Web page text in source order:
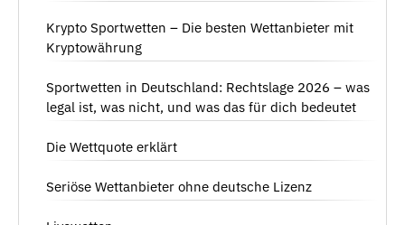
Krypto Sportwetten – Die besten Wettanbieter mit
Kryptowährung
Sportwetten in Deutschland: Rechtslage 2026 – was
legal ist, was nicht, und was das für dich bedeutet
Die Wettquote erklärt
Seriöse Wettanbieter ohne deutsche Lizenz